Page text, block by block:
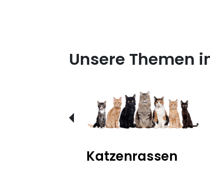
Unsere Themen
Katzenrassen